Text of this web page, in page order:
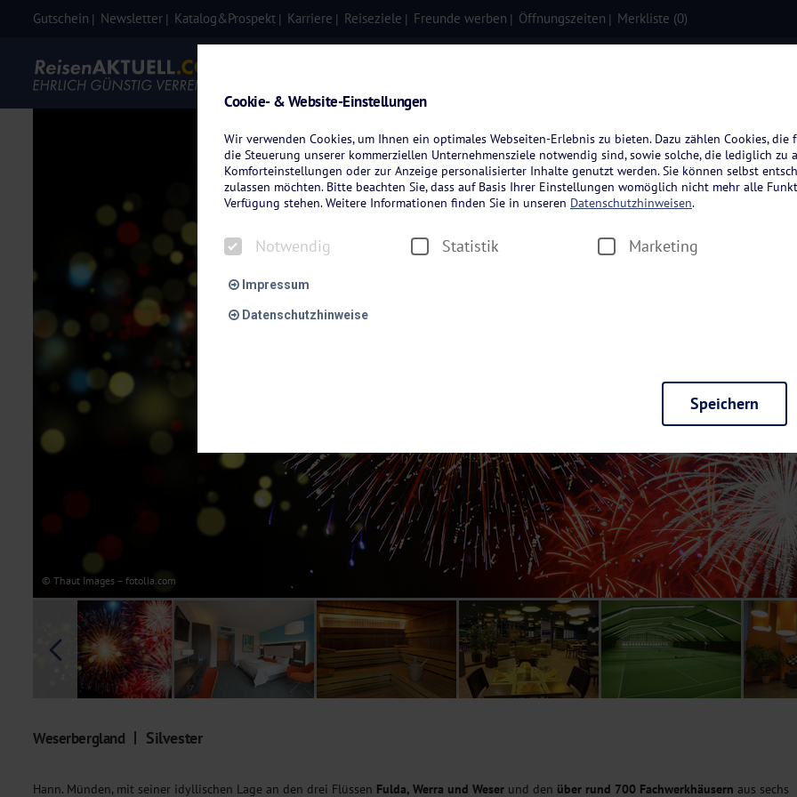
Gutschein Newsletter Katalog&Prospekt Karriere Reiseziele Freunde werben Öffnungszeiten Merkliste (0)
© Thaut Images – fotolia.com
Weserbergland Silvester
Hann. Münden, mit seiner idyllischen Lage an den drei Flüssen Fulda, Werra und Weser und den über rund 700 Fachwerkhäusern aus sechs
Cookie- & Website-Einstellungen
Wir verwenden Cookies, um Ihnen ein optimales Webseiten-Erlebnis zu bieten. Dazu zählen Cookies,
die Steuerung unserer kommerziellen Unternehmensziele notwendig sind, sowie solche, die lediglich zu
Komforteinstellungen oder zur Anzeige personalisierter Inhalte genutzt werden. Sie können selbst
zulassen möchten. Bitte beachten Sie, dass auf Basis Ihrer Einstellungen womöglich nicht mehr alle
Verfügung stehen. Weitere Informationen finden Sie in unseren Datenschutzhinweisen.
Notwendig Statistik Marketing
Impressum
Datenschutzhinweise
Diese Cookies sind für den Betrieb der Seite unbedingt notwendig und ermöglichen beispielsweise
möchten, um Ihnen unsere Dienste bei einem erneuten Besuch unserer Seite schneller zur Verfügung zu
Statistik
Um unser Angebot und unsere Webseite weiter zu verbessern, erfassen wir anonymisierte Daten für
dieser Cookies können wir beispielsweise die Besucherzahlen und den Effekt bestimmter Seiten unseres
unsere Inhalte optimieren. Wir nutzen hierfür Dienste von Google und Facebook. Durch diese Dienste
Übermittlung, der auf unsere Website erfassten Daten, kommen. Weitere Hinweise zu der Verarbeitung
. Sie können Ihre Einwilligung jederzeit in den Cookie-Einstellungenwiderrufen.
Diese Cookies werden genutzt, um Ihnen personalisierte Inhalte, passend zu Ihren Interessen anzuzeigen.
Speichern